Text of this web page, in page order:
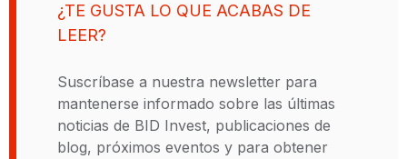
Interamericana de Inversiones
(BID Invest). En 2014, recibió el
del Banco Interamericano de
Desarrollo por mejorar la
eficiencia y las soluciones
corporativas del Banco a través de
¿TE GUSTA LO QUE ACABAS DE
LEER?
Suscríbase a nuestra newsletter para
mantenerse informado sobre las últimas
noticias de BID Invest, publicaciones de
blog, próximos eventos y para obtener